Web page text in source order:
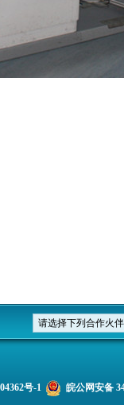
号-1 皖公网安备